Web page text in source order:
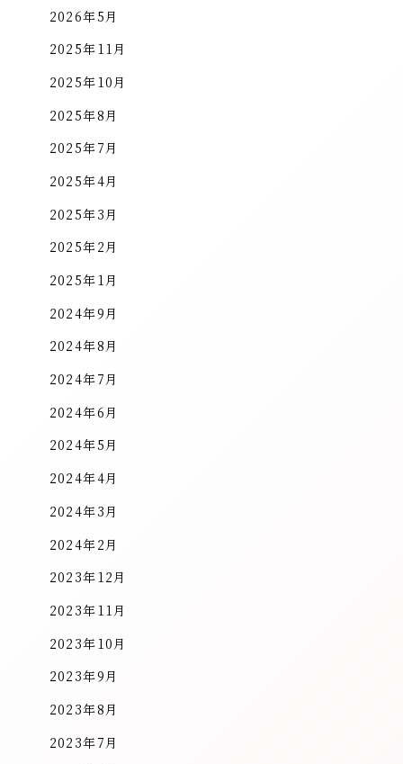
2026年5月
2025年11月
2025年10月
2025年8月
2025年7月
2025年4月
2025年3月
2025年2月
2025年1月
2024年9月
2024年8月
2024年7月
2024年6月
2024年5月
2024年4月
2024年3月
2024年2月
2023年12月
2023年11月
2023年10月
2023年9月
2023年8月
2023年7月